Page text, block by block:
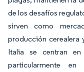
de los desafíos
sirven como
producción cerealera
Italia se centran en
particularmente